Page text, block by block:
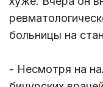
больницы на
- Несмотря на